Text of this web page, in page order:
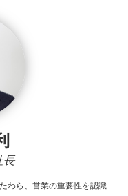
長
わら、営業の重要性を認識